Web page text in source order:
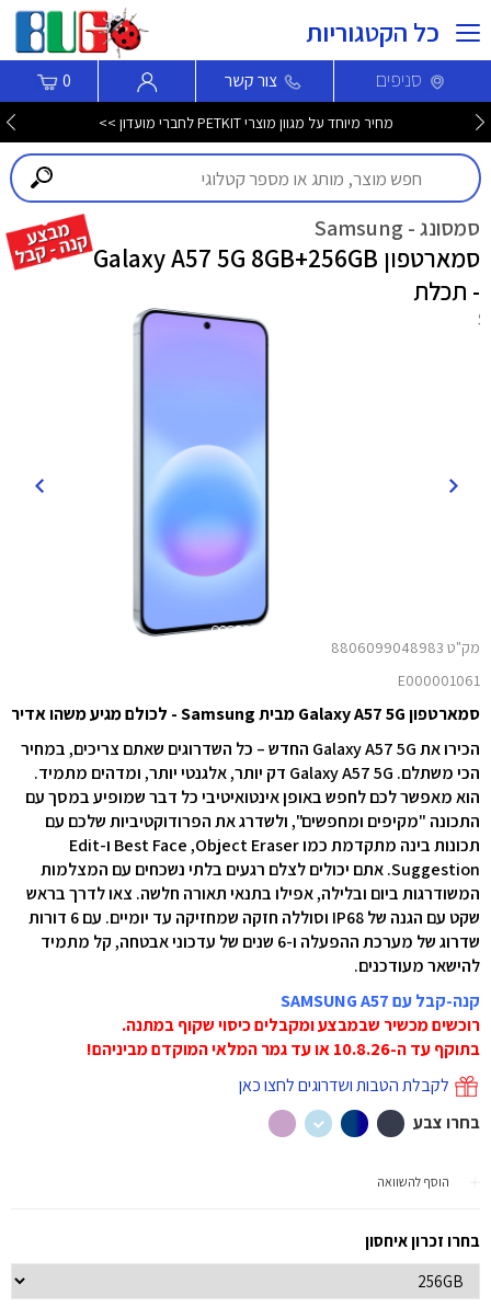
כל הקטגוריות
סניפים צור קשר 0
חדש! סמארטפון Nothing Phone (4b) עכשיו לרכישה >>>
סמסונג - Samsung
סמארטפון Galaxy A57 5G 8GB+256GB
- תכלת
מק"ט 8806099048983
E000001061
סמארטפון Galaxy A57 5G מבית Samsung - לכולם מגיע משהו אדיר
הכירו את Galaxy A57 5G החדש – כל השדרוגים שאתם צריכים, במחיר
הכי משתלם. Galaxy A57 5G דק יותר, אלגנטי יותר, ומדהים מתמיד.
הוא מאפשר לכם לחפש באופן אינטואיטיבי כל דבר שמופיע במסך עם
התכונה "מקיפים ומחפשים", ולשדרג את הפרודוקטיביות שלכם עם
תכונות בינה מתקדמת כמו Object Eraser‏, Best Face ו-Edit
Suggestion. אתם יכולים לצלם רגעים בלתי נשכחים עם המצלמות
המשודרגות ביום ובלילה, אפילו בתנאי תאורה חלשה. צאו לדרך בראש
שקט עם הגנה של IP68 וסוללה חזקה שמחזיקה עד יומיים. עם 6 דורות
שדרוג של מערכת ההפעלה ו-6 שנים של עדכוני אבטחה, קל מתמיד
להישאר מעודכנים.
קנה-קבל עם SAMSUNG A57
רוכשים מכשיר שבמבצע ומקבלים כיסוי שקוף במתנה.
בתוקף עד ה-10.8.26 או עד גמר המלאי המוקדם מביניהם!
לקבלת הטבות ושדרוגים לחצו כאן
בחרו צבע
הוסף להשוואה
בחרו זכרון איחסון